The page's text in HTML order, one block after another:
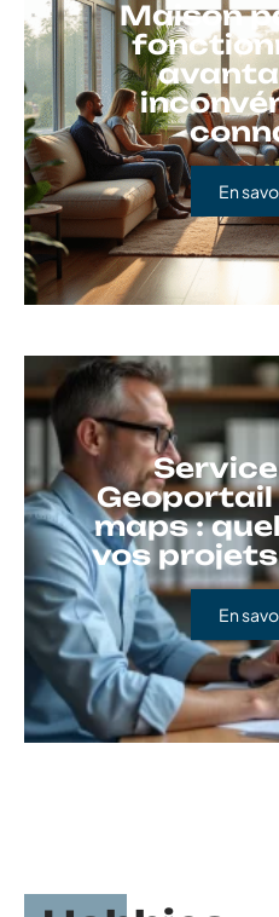
Maison
En
Geoportail
maps :
vos
En